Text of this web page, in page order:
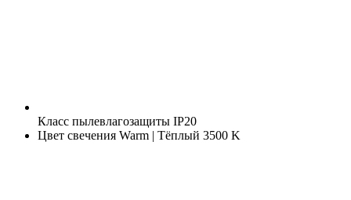
Класс пылевлагозащиты IP20
Цвет свечения Warm | Тёплый 3500 K